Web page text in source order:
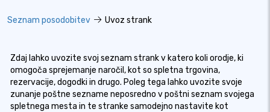
Seznam posodobitev Uvoz strank
Zdaj lahko uvozite svoj seznam strank v katero koli orodje, ki
omogoča sprejemanje naročil, kot so spletna trgovina,
rezervacije, dogodki in drugo. Poleg tega lahko uvozite svoje
zunanje poštne sezname neposredno v poštni seznam svojega
spletnega mesta in te stranke samodejno nastavite kot